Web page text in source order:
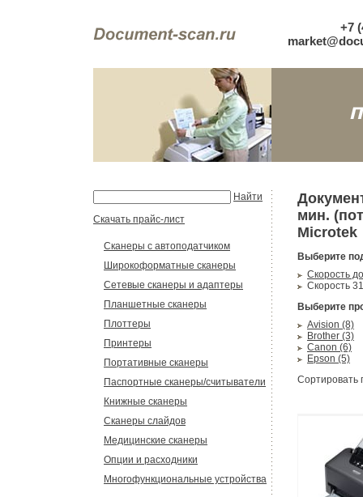
+7
Найти
Скачать прайс-лист
Сканеры с автоподатчиком
Широкоформатные сканеры
Сетевые сканеры и адаптеры
Планшетные сканеры
Плоттеры
Принтеры
Портативные сканеры
Паспортные сканеры/считыватели
Книжные сканеры
Сканеры слайдов
Медицинские сканеры
Опции и расходники
Многофункциональные устройства
мин.
Microtek
Выберите
Скорость
Скорость
Выберите
Avision (8)
Brother (3)
Canon (6)
Epson (5)
Сортировать